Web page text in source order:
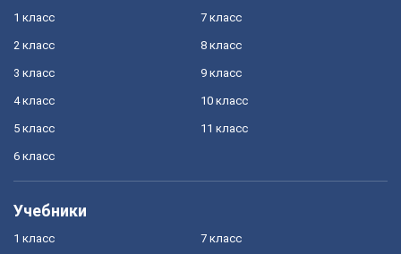
1 класс
2 класс
3 класс
4 класс
5 класс
6 класс
7 класс
8 класс
9 класс
10 класс
11 класс
Учебники
1 класс 7 класс